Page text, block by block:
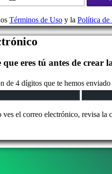
Términos de Uso y la Política de
eres tú antes de crear
de 4 dígitos que te hemos
el correo electrónico, revisa la